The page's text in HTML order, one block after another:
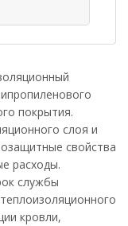
покрытия.
слоя и
свойства
расходы.
службы
кровли,